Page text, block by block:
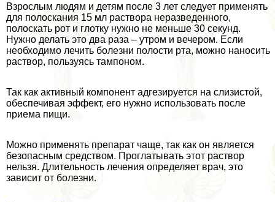
Взрослым людям и детям после 3 лет следует применять
для полоскания 15 мл раствора неразведенного,
полоскать рот и глотку нужно не меньше 30 секунд.
Нужно делать это два раза – утром и вечером. Если
необходимо лечить болезни полости рта, можно наносить
раствор, пользуясь тампоном.
Так как активный компонент адгезируется на слизистой,
обеспечивая эффект, его нужно использовать после
приема пищи.
Можно применять препарат чаще, так как он является
безопасным средством. Проглатывать этот раствор
нельзя. Длительность лечения определяет врач, это
зависит от болезни.